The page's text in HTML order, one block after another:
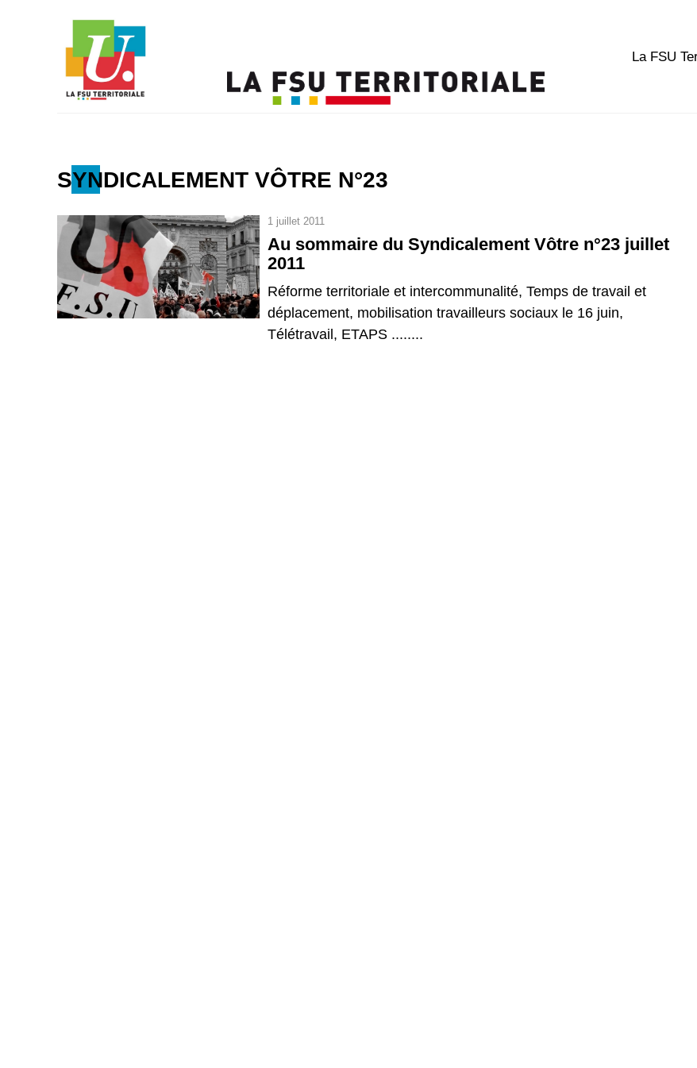
La FSU
SYNDICALEMENT VÔTRE N°23
1 juillet 2011
Au sommaire du Syndicalement Vôtre n°23 juillet
2011
Réforme territoriale et intercommunalité, Temps de travail et
déplacement, mobilisation travailleurs sociaux le 16 juin,
Télétravail, ETAPS ........